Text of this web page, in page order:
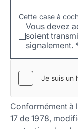
Cette case à
Vous devez
soient
signalement.
Conformément à
17 de 1978,